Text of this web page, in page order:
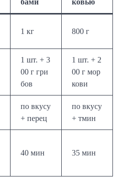
бами
ковью
1 кг 800 г
1 шт. + 3
00 г гри
бов
1 шт. + 2
00 г мор
кови
по вкусу
+ перец
по вкусу
+ тмин
40 мин 35 мин